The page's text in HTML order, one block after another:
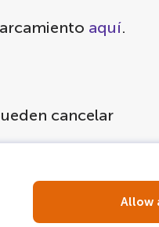
Allow
aquí.
cancelar
no pueden